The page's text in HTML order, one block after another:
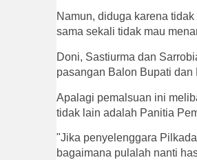
Namun, diduga karena
sama sekali tidak mau
Doni, Sastiurma dan
pasangan Balon Bupati
Apalagi pemalsuan ini
tidak lain adalah Panitia
"Jika penyelenggara
bagaimana pulalah nanti